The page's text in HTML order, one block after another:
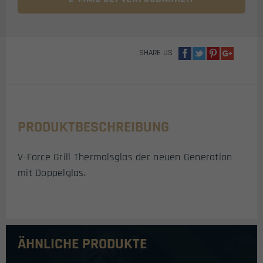
SHARE US
PRODUKTBESCHREIBUNG
V-Force Grill Thermalsglas der neuen Generation
mit Doppelglas.
ÄHNLICHE PRODUKTE